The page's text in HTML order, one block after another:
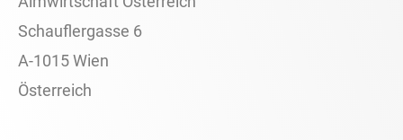
Schauflergasse 6
A-1015 Wien
Österreich